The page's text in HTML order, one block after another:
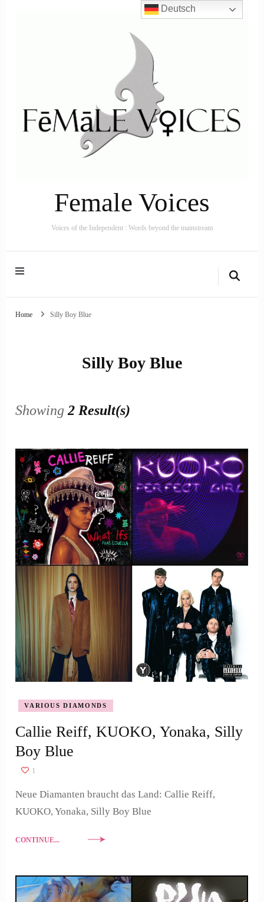
Female Voices
Voices of the Independent : Words beyond the mainstream
Home Silly Boy Blue
Silly Boy Blue
Showing2 Result(s)
VARIOUS DIAMONDS
Callie Reiff, KUOKO, Yonaka, Silly
Boy Blue
1
Neue Diamanten braucht das Land: Callie Reiff,
KUOKO, Yonaka, Silly Boy Blue
CONTINUE...
Deutsch